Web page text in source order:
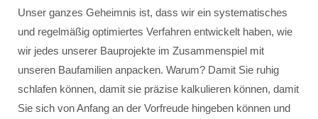
Unser ganzes Geheimnis ist, dass wir ein systematisches
und regelmäßig optimiertes Verfahren entwickelt haben, wie
wir jedes unserer Bauprojekte im Zusammenspiel mit
unseren Baufamilien anpacken. Warum? Damit Sie ruhig
schlafen können, damit sie präzise kalkulieren können, damit
Sie sich von Anfang an der Vorfreude hingeben können und